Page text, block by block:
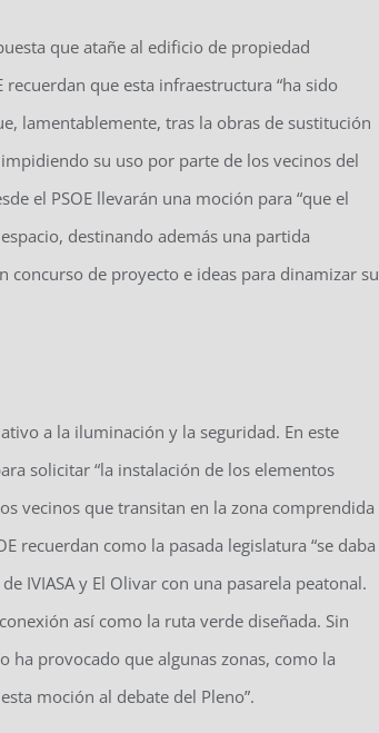
que atañe al edificio de propiedad
que esta infraestructura “ha sido
lamentablemente, tras la obras de sustitución
su uso por parte de los vecinos del
el PSOE llevarán una moción para “que el
destinando además una partida
concurso de proyecto e ideas para dinamizar su
a la iluminación y la seguridad. En este
solicitar “la instalación de los elementos
vecinos que transitan en la zona comprendida
recuerdan como la pasada legislatura “se daba
IVIASA y El Olivar con una pasarela peatonal.
así como la ruta verde diseñada. Sin
ha provocado que algunas zonas, como la
moción al debate del Pleno”.